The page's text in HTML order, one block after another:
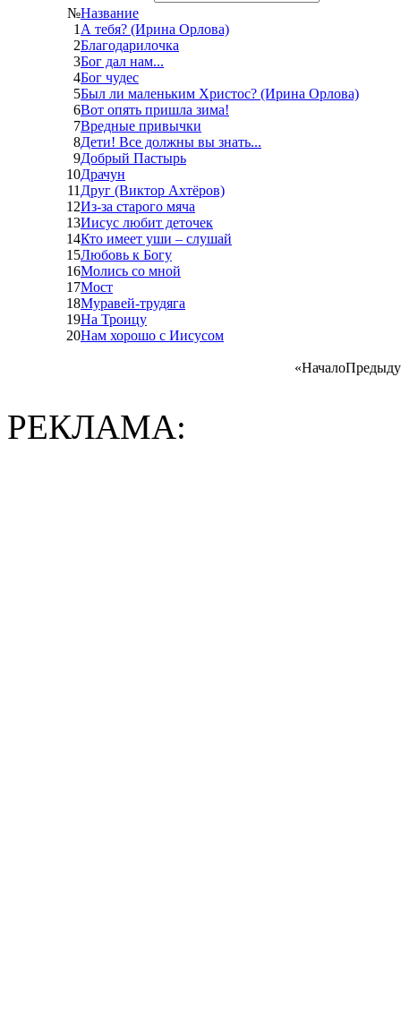
№Название
1 А тебя? (Ирина Орлова)
2Благодарилочка
3Бог дал нам...
4Бог чудес
5Был ли маленьким Христос? (Ирина Орлова)
6Вот опять пришла зима!
7Вредные привычки
8Дети! Все должны вы знать...
9Добрый Пастырь
10Драчун
11 Друг (Виктор Ахтёров)
12Из-за старого мяча
13Иисус любит деточек
14Кто имеет уши – слушай
15Любовь к Богу
16Молись со мной
17Мост
18Муравей-трудяга
19На Троицу
20Нам хорошо с Иисусом
«Начало
РЕКЛАМА: